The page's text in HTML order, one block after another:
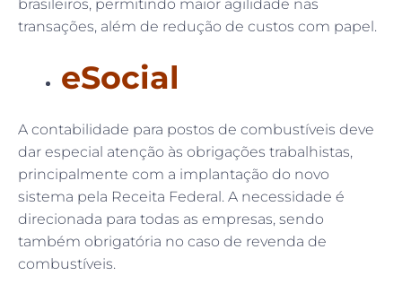
brasileiros, permitindo maior agilidade nas
transações, além de redução de custos com papel.
eSocial
A contabilidade para postos de combustíveis deve
dar especial atenção às obrigações trabalhistas,
principalmente com a implantação do novo
sistema pela Receita Federal. A necessidade é
direcionada para todas as empresas, sendo
também obrigatória no caso de revenda de
combustíveis.